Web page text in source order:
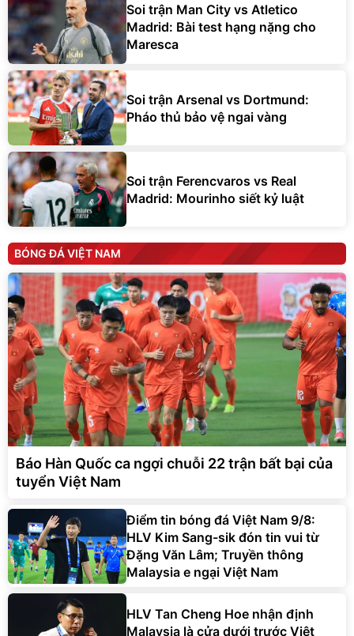
Soi trận Man City vs Atletico
Madrid: Bài test hạng nặng cho
Maresca
Soi trận Arsenal vs Dortmund:
Pháo thủ bảo vệ ngai vàng
Soi trận Ferencvaros vs Real
Madrid: Mourinho siết kỷ luật
BÓNG ĐÁ VIỆT NAM
Báo Hàn Quốc ca ngợi chuỗi 22 trận bất bại của
tuyển Việt Nam
Điểm tin bóng đá Việt Nam 9/8:
HLV Kim Sang-sik đón tin vui từ
Đặng Văn Lâm; Truyền thông
Malaysia e ngại Việt Nam
HLV Tan Cheng Hoe nhận định
Malaysia là cửa dưới trước Việt